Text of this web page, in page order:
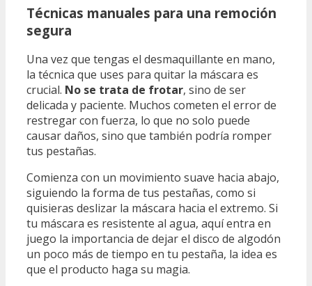
Técnicas manuales para una remoción
segura
Una vez que tengas el desmaquillante en mano,
la técnica que uses para quitar la máscara es
crucial. No se trata de frotar, sino de ser
delicada y paciente. Muchos cometen el error de
restregar con fuerza, lo que no solo puede
causar daños, sino que también podría romper
tus pestañas.
Comienza con un movimiento suave hacia abajo,
siguiendo la forma de tus pestañas, como si
quisieras deslizar la máscara hacia el extremo. Si
tu máscara es resistente al agua, aquí entra en
juego la importancia de dejar el disco de algodón
un poco más de tiempo en tu pestaña, la idea es
que el producto haga su magia.